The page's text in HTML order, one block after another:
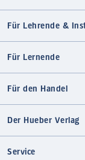
Für Lehrende &
Für Lernende
Für den Handel
Der Hueber Verlag
Service